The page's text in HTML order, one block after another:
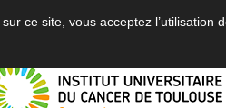
ce site, vous acceptez